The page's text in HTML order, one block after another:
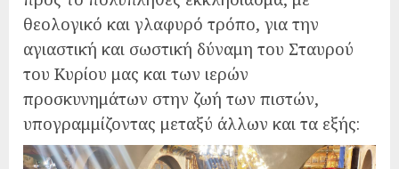
θεολογικό και γλαφυρό τρόπο, για την
αγιαστική και σωστική δύναμη του Σταυρού
του Κυρίου μας και των ιερών
προσκυνημάτων στην ζωή των πιστών,
υπογραμμίζοντας μεταξύ άλλων και τα εξής: